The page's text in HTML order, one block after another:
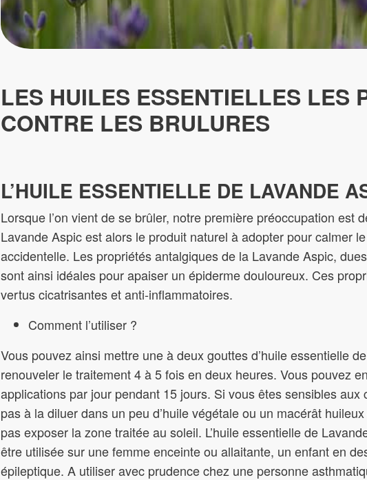
LES HUILES ESSENTIELLES LES
CONTRE LES BRULURES
L’HUILE ESSENTIELLE DE LAVANDE
Lorsque l’on vient de se brûler, notre première préoccupation est
Lavande Aspic est alors le produit naturel à adopter pour calmer
accidentelle. Les propriétés antalgiques de la Lavande Aspic,
sont ainsi idéales pour apaiser un épiderme douloureux. Ces
vertus cicatrisantes et anti-inflammatoires.
Comment l’utiliser ?
Vous pouvez ainsi mettre une à deux gouttes d’huile essentielle
renouveler le traitement 4 à 5 fois en deux heures. Vous pouvez
applications par jour pendant 15 jours. Si vous êtes sensibles aux
pas à la diluer dans un peu d’huile végétale ou un macérât
pas exposer la zone traitée au soleil. L’huile essentielle de
être utilisée sur une femme enceinte ou allaitante, un enfant en
épileptique. A utiliser avec prudence chez une personne